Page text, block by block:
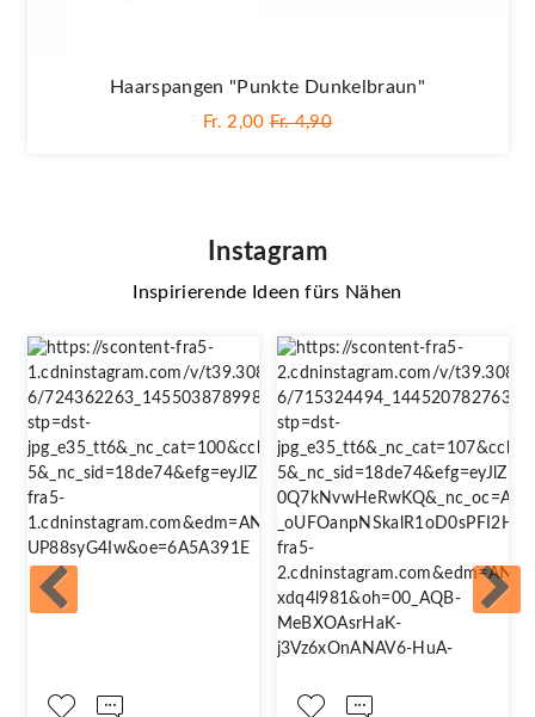
Haarspangen "Punkte Dunkelbraun"
Fr. 2,00 Fr. 4,90
Instagram
Inspirierende Ideen fürs Nähen